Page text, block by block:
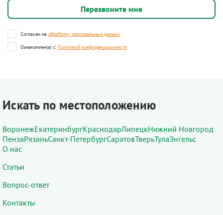
Согласен на обработку персональных данных
Ознакомлен(а) с Политикой конфиденциальности
Искать по местоположению
ВоронежЕкатеринбургКраснодарЛипецкНижний Новгород
ПензаРязаньСанкт-ПетербургСаратовТверьТулаЭнгельс
О нас
Статьи
Вопрос-ответ
Контакты